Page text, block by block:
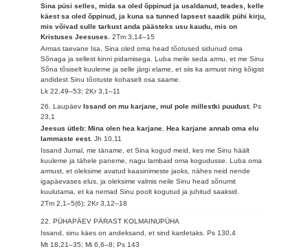
Sina püsi selles, mida sa oled õppinud ja usaldanud, teades, kelle
käest sa oled õppinud, ja kuna sa tunned lapsest saadik pühi kirju,
mis võivad sulle tarkust anda päästeks usu kaudu, mis on
Kristuses Jeesuses.2Tm 3,14–15
Armas taevane Isa, Sina oled oma head tõotused sidunud oma
Sõnaga ja sellest kinni pidamisega. Luba meile seda armu, et me Sinu
Sõna tõsiselt kuuleme ja selle järgi elame, et siis ka armust ning kõigist
andidest Sinu tõotuste kohaselt osa saame.
Lk 22,49–53; 2Kr 3,1–11
26. LaupäevIssand on mu karjane, mul pole millestki puudust.Ps
23,1
Jeesus ütleb: Mina olen hea karjane. Hea karjane annab oma elu
lammaste eest.Jh 10,11
Issand Jumal, me täname, et Sina kogud meid, kes me Sinu häält
kuuleme ja tähele paneme, nagu lambaid oma kogudusse. Luba oma
armust, et oleksime avatud kaasinimeste jaoks, nähes neid nende
igapäevases elus, ja oleksime valmis neile Sinu head sõnumit
kuulutama, et ka nemad Sinu poolt kogutud ja juhitud saaksid.
2Tm 2,1–5(6); 2Kr 3,12–18
22. PÜHAPÄEV PÄRAST KOLMAINUPÜHA
Issand, sinu käes on andeksand, et sind kardetaks.Ps 130,4
Mt 18,21–35; Mi 6,6–8; Ps 143